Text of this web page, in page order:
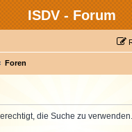
ISDV - Forum
Foren
die Suche zu verwenden.